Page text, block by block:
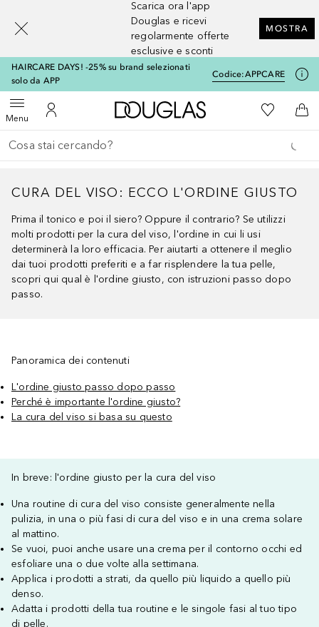
Scarica ora l'app
Douglas e ricevi
regolarmente offerte
esclusive e sconti
MOSTRA
HAIRCARE DAYS! -25% su brand selezionati
solo da APP
Codice:APPCARE
MenuApri menuAl Mio Account
A Douglas HomeAlla Mia
Al
Torna indietro
Esegui ricerca
CURA DEL VISO: ECCO L'ORDINE GIUSTO
Prima il tonico e poi il siero? Oppure il contrario? Se utilizzi
molti prodotti per la cura del viso, l'ordine in cui li usi
determinerà la loro efficacia. Per aiutarti a ottenere il meglio
dai tuoi prodotti preferiti e a far risplendere la tua pelle,
scopri qui qual è l'ordine giusto, con istruzioni passo dopo
passo.
Panoramica dei contenuti
L'ordine giusto passo dopo passo
Perché è importante l'ordine giusto?
La cura del viso si basa su questo
In breve: l'ordine giusto per la cura del viso
Una routine di cura del viso consiste generalmente nella
pulizia, in una o più fasi di cura del viso e in una crema solare
al mattino.
Se vuoi, puoi anche usare una crema per il contorno occhi ed
esfoliare una o due volte alla settimana.
Applica i prodotti a strati, da quello più liquido a quello più
denso.
Adatta i prodotti della tua routine e le singole fasi al tuo tipo
di pelle.
[navigation.slideout.screenreader]